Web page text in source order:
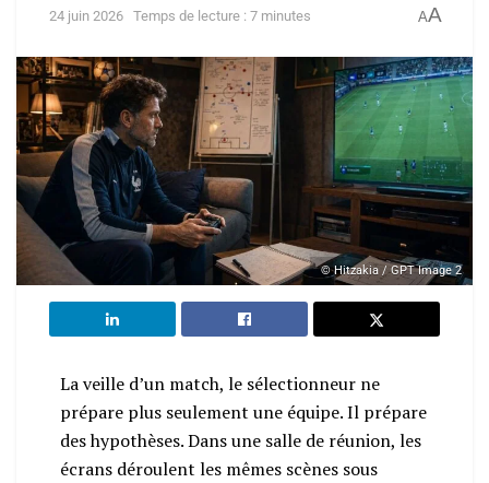
24 juin 2026 Temps de lecture : 7 minutes AA
© Hitzakia / GPT Image 2
La veille d’un match, le sélectionneur ne
prépare plus seulement une équipe. Il prépare
des hypothèses. Dans une salle de réunion, les
écrans déroulent les mêmes scènes sous